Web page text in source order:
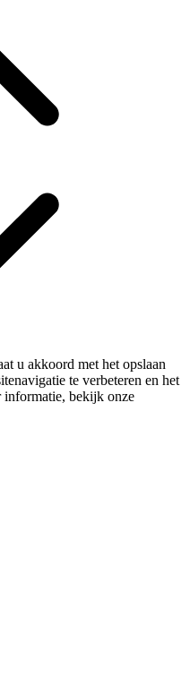
u akkoord met het opslaan
te verbeteren en het
informatie, bekijk onze